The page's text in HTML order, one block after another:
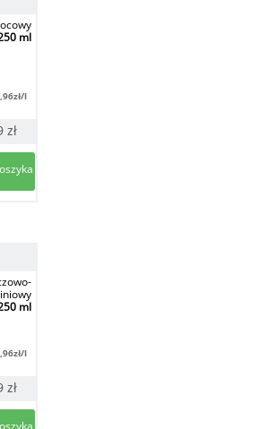
ml
zł/l
zł
ml
zł/l
zł